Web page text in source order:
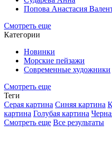
Попова Анастасия
Смотреть еще
Категории
Новинки
Морские пейзажи
Современные художники
Смотреть еще
Теги
Серая картина Синяя картина
картина Голубая картина
Смотреть еще Все результаты